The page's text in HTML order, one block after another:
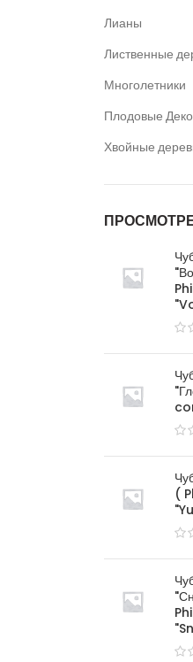
Лианы
Лиственные
Многолетники
Плодовые
Хвойные
(